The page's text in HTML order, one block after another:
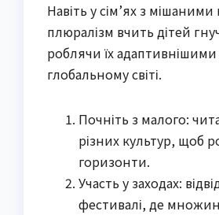
Навіть у сім’ях з
плюралізм вчить дітей
роблячи їх адаптивнішими
глобальному світі.
Почніть з малого:
різних культур, щоб
горизонти.
Участь у заходах:
фестивалі, де